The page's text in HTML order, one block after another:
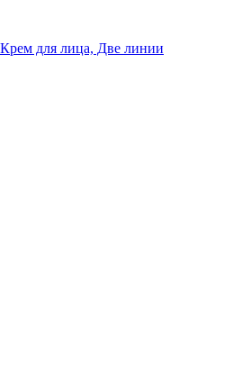
для лица, Две линии